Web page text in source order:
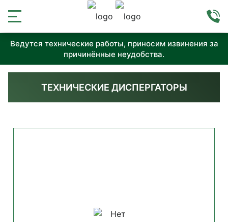
Ведутся технические работы, приносим извинения за
причинённые неудобства.
ТЕХНИЧЕСКИЕ ДИСПЕРГАТОРЫ